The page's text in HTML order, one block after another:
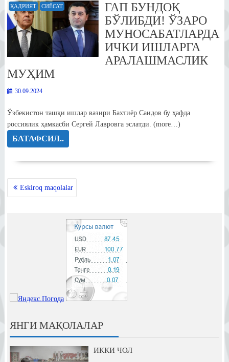
ҚАДРИЯТ СИЁСАТ
ГАП БУНДОҚ
БЎЛИБДИ! ЎЗАРО
МУНОСАБАТЛАРДА
ИЧКИ ИШЛАРГА
АРАЛАШМАСЛИК
МУҲИМ
30.09.2024
Ўзбекистон ташқи ишлар вазири Бахтиёр Саидов бу ҳафда
россиялик ҳамкасби Сергей Лавровга эслатди. (more…)
БАТАФСИЛ..
MAQOLALAR
BO‘YICHA
Eskiroq maqolalar
ЯНГИ МАҚОЛАЛАР
ИККИ ЧОЛ